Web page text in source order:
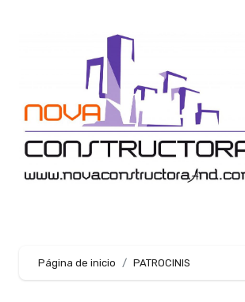
Página de inicio PATROCINIS